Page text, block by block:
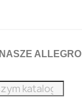
NASZE ALLEGRO